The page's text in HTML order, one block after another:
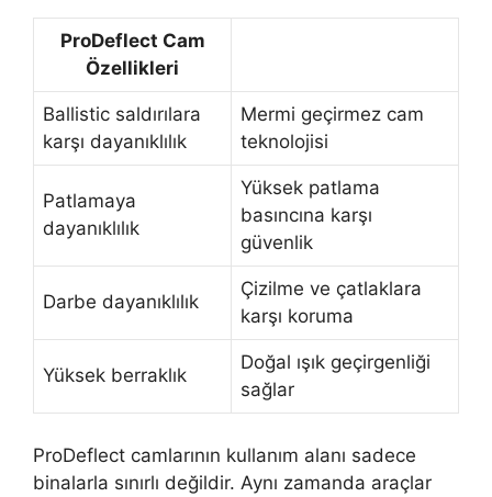
ProDeflect Cam
Özellikleri
Ballistic saldırılara
karşı dayanıklılık
Mermi geçirmez cam
teknolojisi
Patlamaya
dayanıklılık
Yüksek patlama
basıncına karşı
güvenlik
Darbe dayanıklılık
Çizilme ve çatlaklara
karşı koruma
Yüksek berraklık
Doğal ışık geçirgenliği
sağlar
ProDeflect camlarının kullanım alanı sadece
binalarla sınırlı değildir. Aynı zamanda araçlar